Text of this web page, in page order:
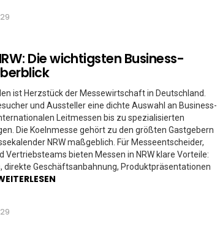
Die wichtigsten Business-
ist Herzstück der Messewirtschaft in Deutschland.
und Aussteller eine dichte Auswahl an Business-
Leitmessen bis zu spezialisierten
Die Koelnmesse gehört zu den größten Gastgebern
NRW maßgeblich. Für Messeentscheider,
Vertriebsteams bieten Messen in NRW klare Vorteile:
direkte Geschäftsanbahnung, Produktpräsentationen